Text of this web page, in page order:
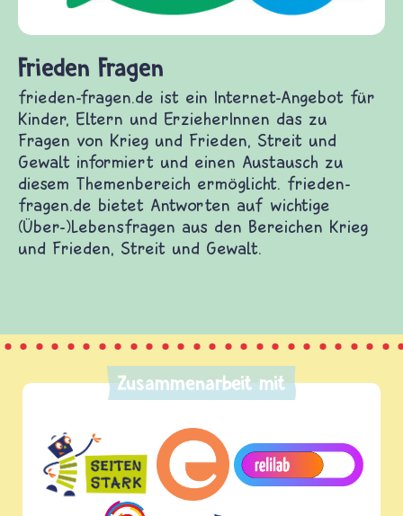
Frieden Fragen
frieden-fragen.de ist ein Internet-Angebot für
Kinder, Eltern und ErzieherInnen das zu
Fragen von Krieg und Frieden, Streit und
Gewalt informiert und einen Austausch zu
diesem Themenbereich ermöglicht. frieden-
fragen.de bietet Antworten auf wichtige
(Über-)Lebensfragen aus den Bereichen Krieg
und Frieden, Streit und Gewalt.
Zusammenarbeit mit